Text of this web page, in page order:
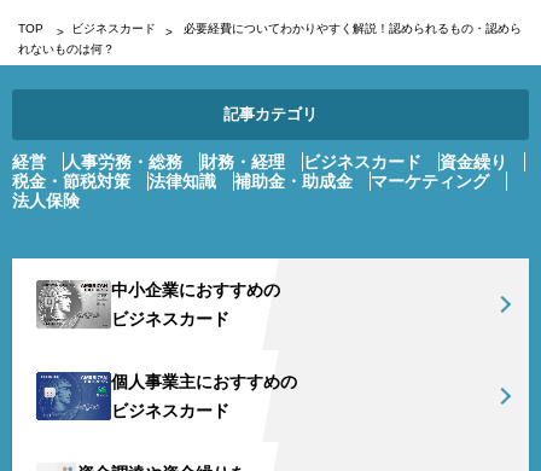
TOP ビジネスカード
必要経費についてわかりやすく解説！認められるもの・認めら
れないものは何？
記事カテゴリ
経営 人事労務・総務 財務・経理 ビジネスカード
資金繰り
税金・節税対策
法律知識 補助金・助成金
マーケティング
法人保険
中小企業におすすめの
ビジネスカード
個人事業主におすすめの
ビジネスカード